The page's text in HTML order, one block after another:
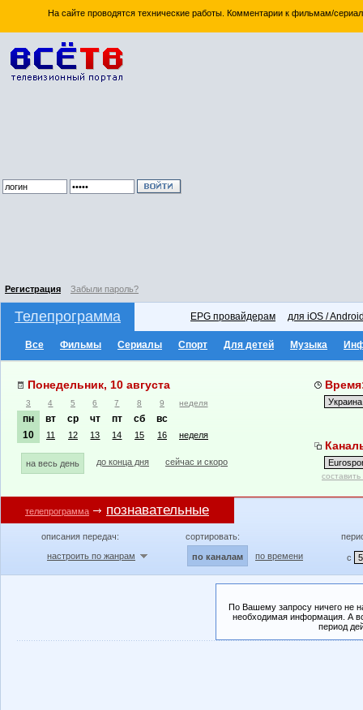
На сайте проводятся технические работы. Комментарии к фильмам/
Регистрация Забыли пароль?
Телепрограмма EPG провайдерам для iOS /
Все Фильмы Сериалы Спорт Для детей Музыка
Понедельник, 10 августа
3 4 5 6 7 8 9 неделя
пн вт ср чт пт сб
вс
10
11 12 13 14 15 16 неделя
на весь день до конца дня сейчас и скоро
телепрограмма познавательные
описания передач:
настроить по жанрам
сортировать:
по каналам по времени с
По Вашему запросу ничего не
необходимая информация. А
период